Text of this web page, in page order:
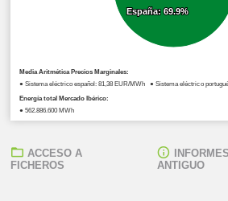
Media Aritmética Precios Marginales:
● Sistema eléctrico español: 81,38 EUR/MWh ●
Energía total Mercado Ibérico:
● 562.886,600 MWh
España: 69.9%
España: 69.9%
ACCESO A
FICHEROS
ANTIGUO